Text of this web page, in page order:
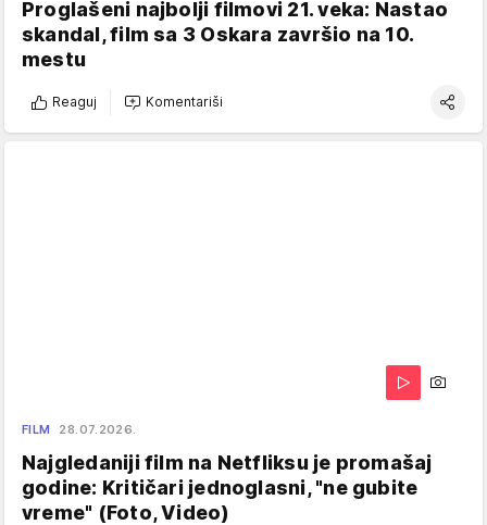
Proglašeni najbolji filmovi 21. veka: Nastao
skandal, film sa 3 Oskara završio na 10.
mestu
Reaguj Komentariši
FILM 28.07.2026.
Najgledaniji film na Netfliksu je promašaj
godine: Kritičari jednoglasni, "ne gubite
vreme" (Foto, Video)